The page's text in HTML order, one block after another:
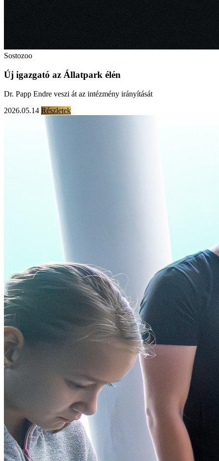
Sostozoo
Új igazgató az Állatpark élén
Dr. Papp Endre veszi át az intézmény irányítását
2026.05.14 Részletek